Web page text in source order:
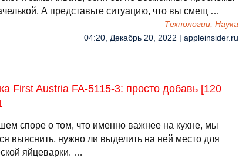
А представьте ситуацию, что вы смещ …
Технологии, Наука
04:20, Декабрь 20, 2022 | appleinsider.ru
First Austria FA-5115-3: просто добавь [120
споре о том, что именно важнее на кухне, мы
выяснить, нужно ли выделить на ней место для
яйцеварки. …